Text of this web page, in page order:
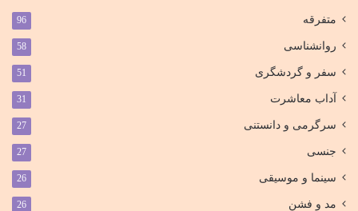
متفرقه 96
روانشناسی 58
سفر و گردشگری 51
آداب معاشرت 31
سرگرمی و دانستنی 27
جنسی 27
سینما و موسیقی 26
مد و فشن 26